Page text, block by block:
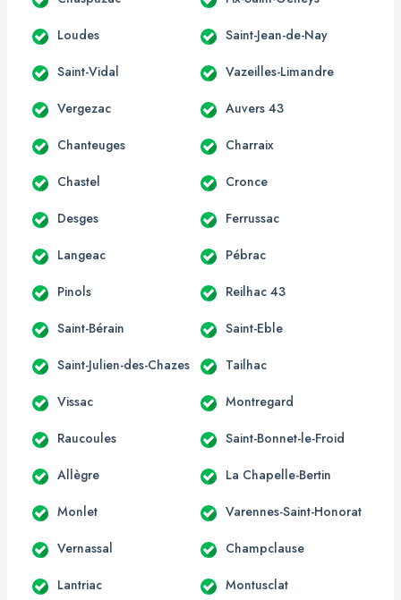
Loudes Saint-Jean-de-Nay
Saint-Vidal Vazeilles-Limandre
Vergezac Auvers 43
Chanteuges Charraix
Chastel Cronce
Desges Ferrussac
Langeac Pébrac
Pinols Reilhac 43
Saint-Bérain Saint-Eble
Saint-Julien-des-Chazes Tailhac
Vissac Montregard
Raucoules Saint-Bonnet-le-Froid
Allègre La Chapelle-Bertin
Monlet Varennes-Saint-Honorat
Vernassal Champclause
Lantriac Montusclat